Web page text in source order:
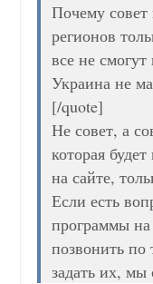
Почему совет
регионов
все не
Украина не
[/quote]
Не совет, а
которая
на сайте,
Если есть
программы
позвонить по
задать их, мы